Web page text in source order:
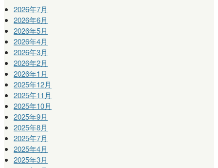
2026年7月
2026年6月
2026年5月
2026年4月
2026年3月
2026年2月
2026年1月
2025年12月
2025年11月
2025年10月
2025年9月
2025年8月
2025年7月
2025年4月
2025年3月